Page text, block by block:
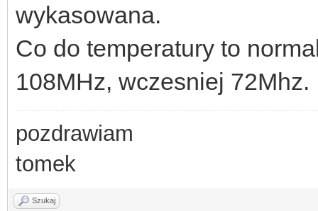
wykasowana.
Co do temperatury to
108MHz, wczesniej 72Mhz.
pozdrawiam
tomek
Szukaj